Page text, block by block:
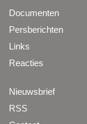
Documenten
Persberichten
Links
Reacties
Nieuwsbrief
RSS